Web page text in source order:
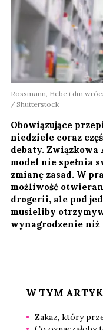
Rossmann, Hebe i dm
Shutterstock
Obowiązujące
niedziele coraz
debaty.
model nie spełnia
zmianę zasad. W
możliwość
drogerii, ale pod
musieliby
wynagrodzenie niż
W TYM
Zakaz, który